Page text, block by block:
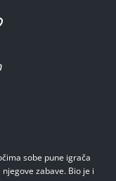
sobe pune igrača
zabave. Bio je i